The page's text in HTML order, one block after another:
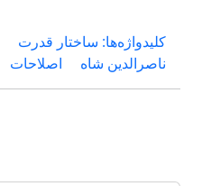
کلیدواژه‌ها: ساختار قدرت
ناصرالدین شاه
اصلاحات